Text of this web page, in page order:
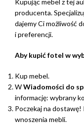
producenta.
dajemy Ci możliwość
i preferencji.
Aby kupić fotel w
Kup mebel.
WWiadomości do
informację: wybrany
Poczekaj na dostawę!
wnoszenia mebli.